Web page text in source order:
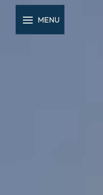
MENU
Panneau de gestion des cookies